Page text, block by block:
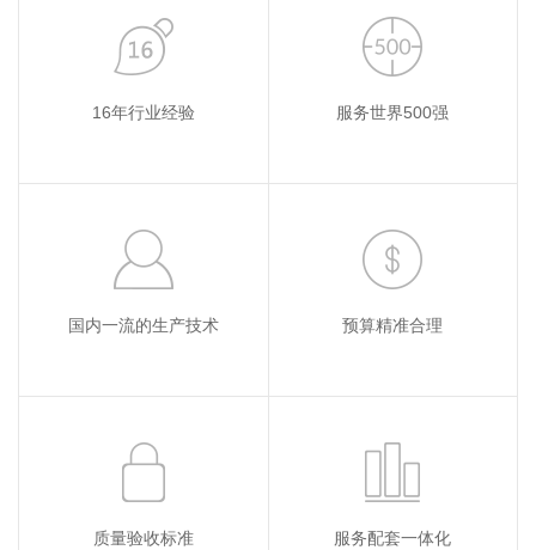
16年行业经验 服务世界500强
国内一流的生产技术 预算精准合理
质量验收标准 服务配套一体化